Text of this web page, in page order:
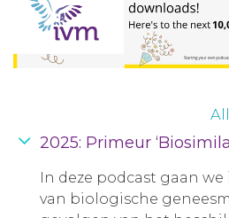
2025: Primeur
In deze podcast gaan
van biologische